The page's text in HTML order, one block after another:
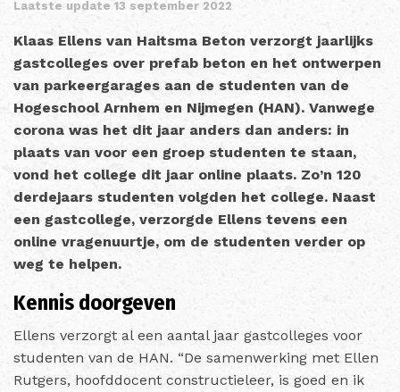
Laatste update 13 september 2022
Klaas Ellens van Haitsma Beton verzorgt jaarlijks
gastcolleges over prefab beton en het ontwerpen
van parkeergarages aan de studenten van de
Hogeschool Arnhem en Nijmegen (HAN). Vanwege
corona was het dit jaar anders dan anders: in
plaats van voor een groep studenten te staan,
vond het college dit jaar online plaats. Zo’n 120
derdejaars studenten volgden het college. Naast
een gastcollege, verzorgde Ellens tevens een
online vragenuurtje, om de studenten verder op
weg te helpen.
Kennis doorgeven
Ellens verzorgt al een aantal jaar gastcolleges voor
studenten van de HAN. “De samenwerking met Ellen
Rutgers, hoofddocent constructieleer, is goed en ik